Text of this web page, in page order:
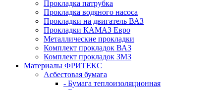
Прокладка патрубка
Прокладка водяного насоса
Прокладки на двигатель ВАЗ
Прокладки КАМАЗ Евро
Металлические прокладки
Комплект прокладок ВАЗ
Комплект прокладок ЗМЗ
Материалы ФРИТЕКС
Асбестовая бумага
- Бумага теплоизоляционная